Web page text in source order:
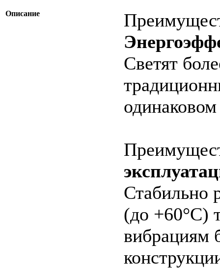
Описание
Светят
Стабильно
(до +60°C)
вибрациям